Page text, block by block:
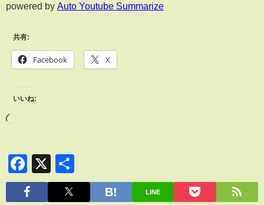
powered by Auto Youtube Summarize
共有:
Facebook X
いいね:
Facebook
X
有
LINE